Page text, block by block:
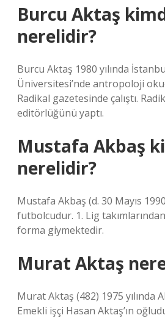
Burcu Aktaş
nerelidir?
Burcu Aktaş 1980 yılında
Üniversitesi’nde antropoloji
Radikal gazetesinde çalıştı.
editörlüğünü yaptı.
Mustafa Akbaş
nerelidir?
Mustafa Akbaş (d. 30 Mayıs
futbolcudur. 1. Lig
forma giymektedir.
Murat Aktaş
Murat Aktaş (482) 1975 yılında
Emekli işçi Hasan Aktaş’ın